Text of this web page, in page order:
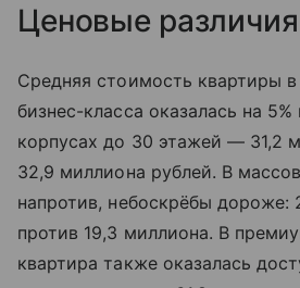
Ценовые различия
Средняя стоимость квартиры
бизнес-класса оказалась на
корпусах до 30 этажей — 31,2
32,9 миллиона рублей. В
напротив, небоскрёбы дороже:
против 19,3 миллиона. В
квартира также оказалась